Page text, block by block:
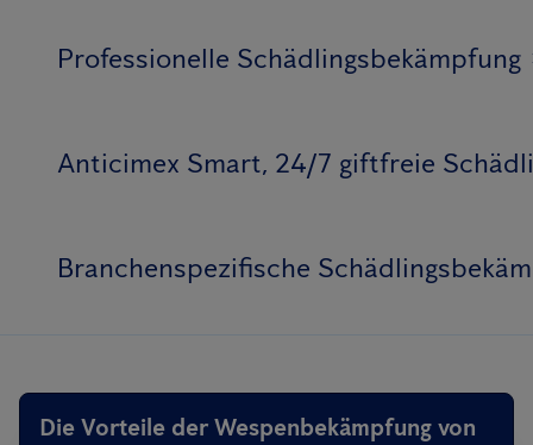
Professionelle Schädlingsbekämpfung
Anticimex Smart, 24/7 giftfreie
Branchenspezifische
Die Vorteile der Wespenbekämpfung von